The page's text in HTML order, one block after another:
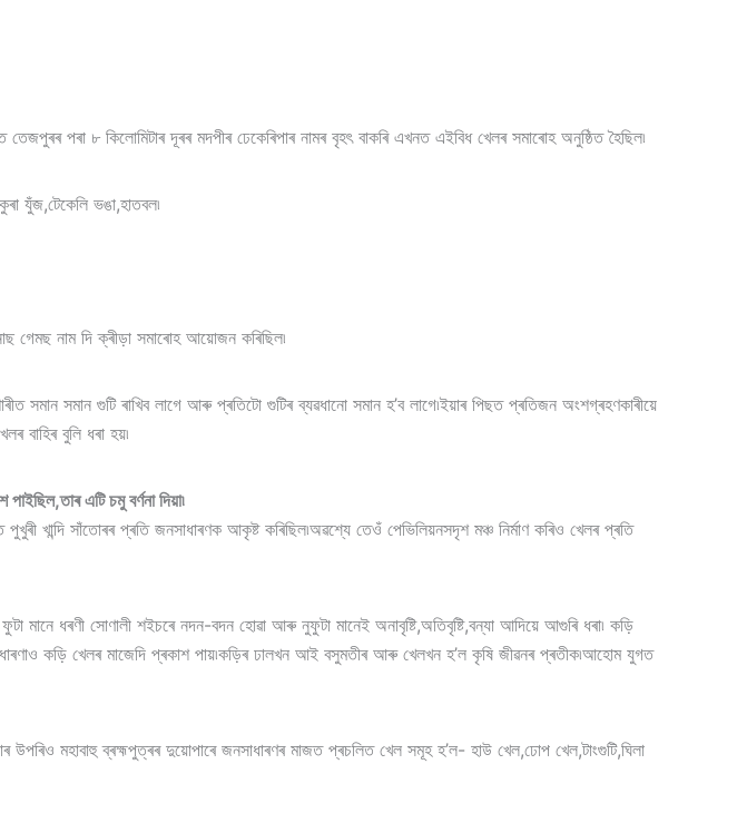
পৰা ৮ কিলোমিটাৰ দূৰৰ মদপীৰ ঢেকেৰিপাৰ নামৰ বৃহৎ বাকৰি এখনত এইবিধ খেলৰ সমাৰোহ অনুষ্ঠিত হৈছিল৷
যুঁজ,টেকেলি ভঙা,হাতবল৷
গেমছ নাম দি ক্ৰীড়া সমাৰোহ আয়োজন কৰিছিল৷
সমান সমান গুটি ৰাখিব লাগে আৰু প্ৰতিটো গুটিৰ ব্যৱধানো সমান হ’ব লাগে৷ইয়াৰ পিছত প্ৰতিজন অংশগ্ৰহণকাৰীয়ে
বাহিৰ বুলি ধৰা হয়৷
এটি চমু বৰ্ণনা দিয়া৷
খান্দি সাঁতোৰৰ প্ৰতি জনসাধাৰণক আকৃষ্ট কৰিছিল৷অৱশ্যে তেওঁ পেভিলিয়নসদৃশ মঞ্চ নিৰ্মাণ কৰিও খেলৰ প্ৰতি
ধৰণী সোণালী শইচৰে নদন-বদন হোৱা আৰু নুফুটা মানেই অনাবৃষ্টি,অতিবৃষ্টি,বন্যা আদিয়ে আগুৰি ধৰা৷ কড়ি
কড়ি খেলৰ মাজেদি প্ৰকাশ পায়৷কড়িৰ ঢালখন আই বসুমতীৰ আৰু খেলখন হ’ল কৃষি জীৱনৰ প্ৰতীক৷আহোম যুগত
মহাবাহু ব্ৰহ্মপুত্ৰৰ দুয়োপাৰে জনসাধাৰণৰ মাজত প্ৰচলিত খেল সমূহ হ’ল- হাউ খেল,ঢোপ খেল,টাংগুটি,ঘিলা